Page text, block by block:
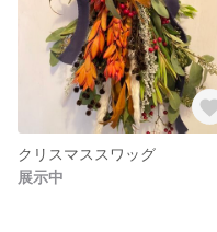
クリスマススワッグ
展示中